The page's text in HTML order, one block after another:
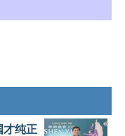
才纯正